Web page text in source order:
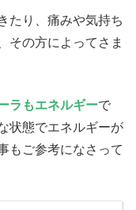
たり、痛みや気持ち
その方によってさま
ラもエネルギーで
状態でエネルギーが
もご参考になさって